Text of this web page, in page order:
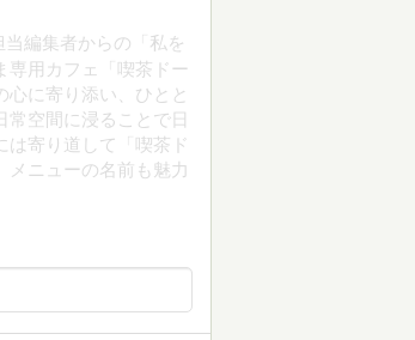
編集者からの「私を
専用カフェ「喫茶ドー
心に寄り添い、ひとと
空間に浸ることで日
寄り道して「喫茶ド
メニューの名前も魅力